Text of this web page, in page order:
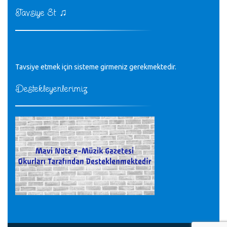
CÜNEYT BALKIZ - 15.11.2022
Tavsiye Et ♫
Tavsiye etmek için sisteme girmeniz gerekmektedir.
Destekleyenlerimiz